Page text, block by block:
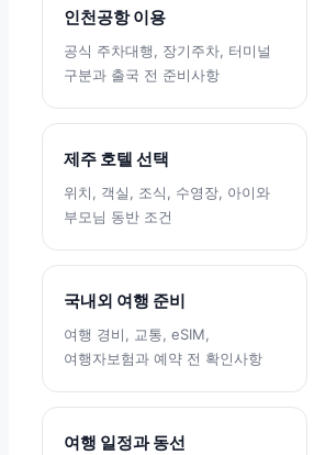
인천공항 이용
공식 주차대행, 장기주차, 터미널
구분과 출국 전 준비사항
제주 호텔 선택
위치, 객실, 조식, 수영장, 아이와
부모님 동반 조건
국내외 여행 준비
여행 경비, 교통, eSIM,
여행자보험과 예약 전 확인사항
여행 일정과 동선